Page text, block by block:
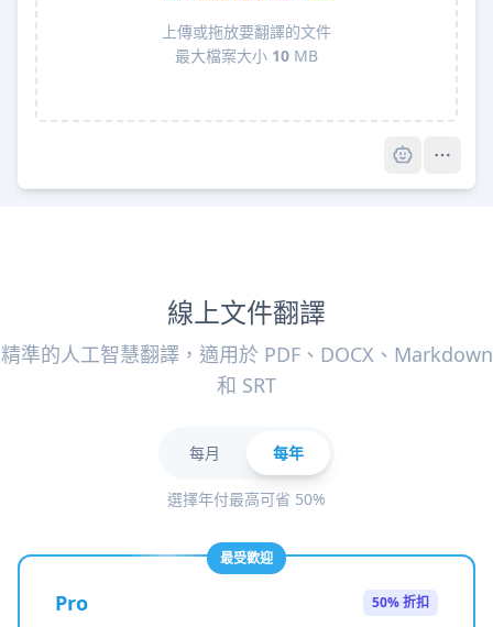
上傳或拖放要翻譯的文件
最大檔案大小 10 MB
線上文件翻譯
精準的人工智慧翻譯，適用於 PDF、DOCX、Markdown
和 SRT
每月 每年
選擇年付最高可省 50%
最受歡迎
Pro 50% 折扣